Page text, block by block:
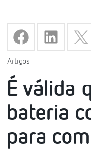
Artigos
É válida
bateria
para